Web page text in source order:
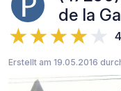
de la
Erstellt am 19.05.2016